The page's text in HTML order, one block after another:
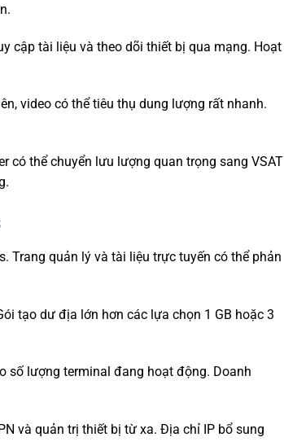
cập tài liệu và theo dõi thiết bị qua mạng. Hoạt
video có thể tiêu thụ dung lượng rất nhanh.
có thể chuyển lưu lượng quan trọng sang VSAT
Trang quản lý và tài liệu trực tuyến có thể phản
tạo dư địa lớn hơn các lựa chọn 1 GB hoặc 3
số lượng terminal đang hoạt động. Doanh
và quản trị thiết bị từ xa. Địa chỉ IP bổ sung